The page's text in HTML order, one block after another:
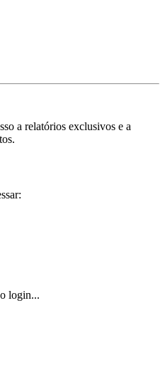
a relatórios exclusivos e a
login...